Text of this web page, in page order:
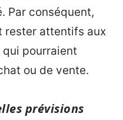
Par conséquent,
rester attentifs aux
pourraient
ou de vente.
prévisions